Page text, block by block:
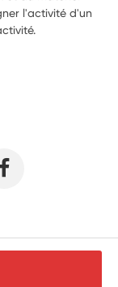
l'activité d'un